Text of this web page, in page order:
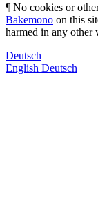
¶ No cookies or
Bakemono on this
harmed in any other
Deutsch
English Deutsch